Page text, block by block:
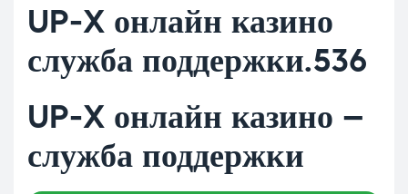
UP-X онлайн казино
служба поддержки.536
UP-X онлайн казино –
служба поддержки